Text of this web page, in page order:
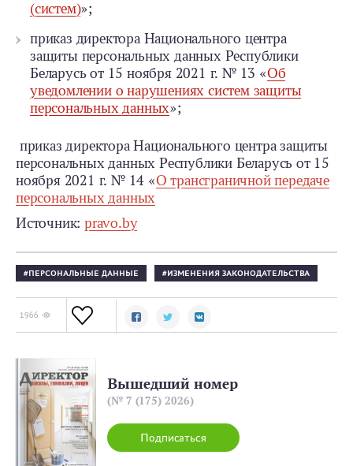
(систем)»;
приказ директора Национального центра
защиты персональных данных Республики
Беларусь от 15 ноября 2021 г. № 13 «Об
уведомлении о нарушениях систем защиты
персональных данных»;
приказ директора Национального центра защиты
персональных данных Республики Беларусь от 15
ноября 2021 г. № 14 «О трансграничной передаче
персональных данных
Источник:pravo.by
ПЕРСОНАЛЬНЫЕ ДАННЫЕ ИЗМЕНЕНИЯ ЗАКОНОДАТЕЛЬСТВА
1966
Подписаться
Вышедший номер
(№ 7 (175) 2026)